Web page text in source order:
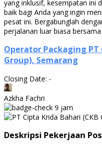
yang inklusif, kesempatan ini
baik bagi Anda yang ingin
pesat ini. Bergabunglah
perjalanan luar biasa
Operator Packaging PT
Group), Semarang
Closing Date: -
Azkha Fachri
9 jam
Deskripsi Pekerjaan